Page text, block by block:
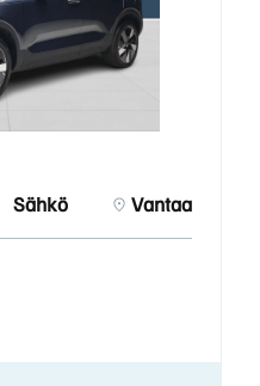
Sähkö Vantaa